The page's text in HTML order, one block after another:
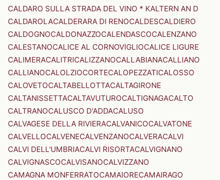
CALDARO SULLA STRADA DEL VINO * KALTERN AN D
CALDAROLACALDERARA DI RENOCALDESCALDIERO
CALDOGNOCALDONAZZOCALENDASCOCALENZANO
CALESTANOCALICE AL CORNOVIGLIOCALICE LIGURE
CALIMERACALITRICALIZZANOCALLABIANACALLIANO
CALLIANOCALOLZIOCORTECALOPEZZATICALOSSO
CALOVETOCALTABELLOTTACALTAGIRONE
CALTANISSETTACALTAVUTUROCALTIGNAGACALTO
CALTRANOCALUSCO D'ADDACALUSO
CALVAGESE DELLA RIVIERACALVANICOCALVATONE
CALVELLOCALVENECALVENZANOCALVERACALVI
CALVI DELL'UMBRIACALVI RISORTACALVIGNANO
CALVIGNASCOCALVISANOCALVIZZANO
CAMAGNA MONFERRATOCAMAIORECAMAIRAGO